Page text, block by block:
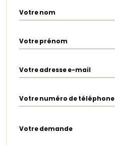
Votre nom
Votre prénom
Votre adresse e-mail
Votre numéro de téléphone
Votre demande